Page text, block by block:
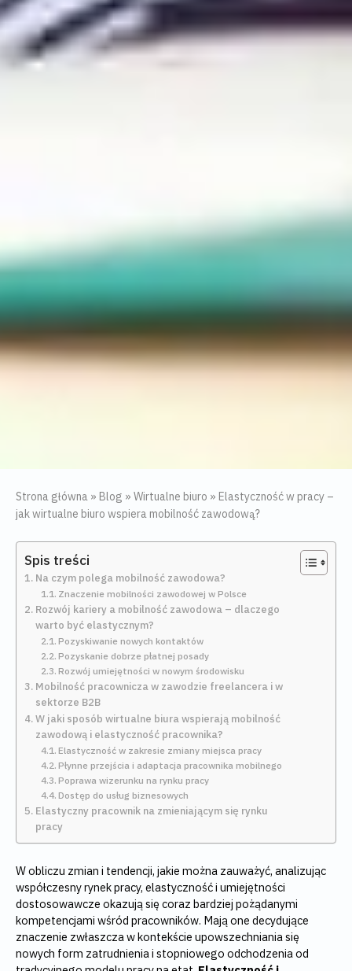
Strona główna » Blog » Wirtualne biuro » Elastyczność w pracy –
jak wirtualne biuro wspiera mobilność zawodową?
Spis treści
Na czym polega mobilność zawodowa?
Znaczenie mobilności zawodowej w Polsce
Rozwój kariery a mobilność zawodowa – dlaczego
warto być elastycznym?
Pozyskiwanie nowych kontaktów
Pozyskanie dobrze płatnej posady
Rozwój umiejętności w nowym środowisku
Mobilność pracownicza w zawodzie freelancera i w
sektorze B2B
W jaki sposób wirtualne biura wspierają mobilność
zawodową i elastyczność pracownika?
Elastyczność w zakresie zmiany miejsca pracy
Płynne przejścia i adaptacja pracownika mobilnego
Poprawa wizerunku na rynku pracy
Dostęp do usług biznesowych
Elastyczny pracownik na zmieniającym się rynku
pracy
W obliczu zmian i tendencji, jakie można zauważyć, analizując
współczesny rynek pracy, elastyczność i umiejętności
dostosowawcze okazują się coraz bardziej pożądanymi
kompetencjami wśród pracowników. Mają one decydujące
znaczenie zwłaszcza w kontekście upowszechniania się
nowych form zatrudnienia i stopniowego odchodzenia od